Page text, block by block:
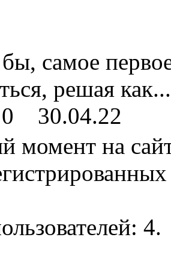
бы, самое
решая как...
0
30.04.22
момент на
4.